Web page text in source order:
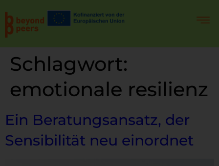
Schlagwort:
emotionale resilienz
Ein Beratungsansatz, der
Sensibilität neu einordnet